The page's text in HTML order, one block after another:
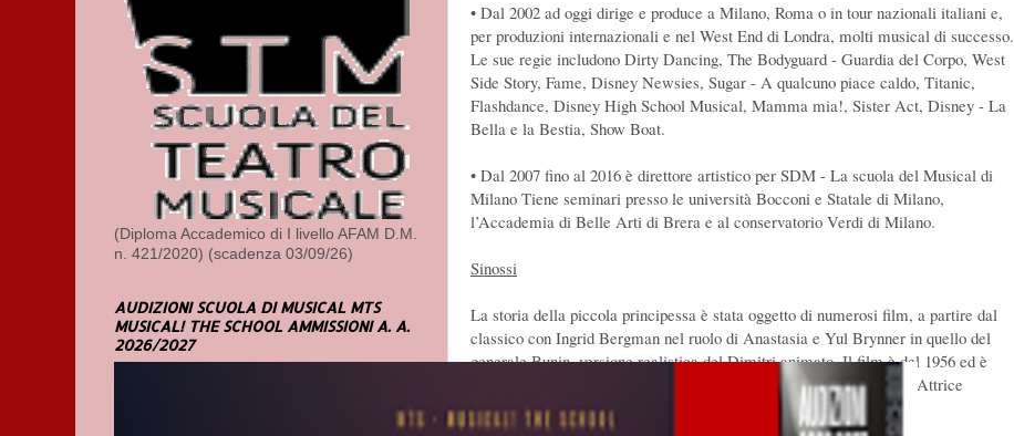
• Dal 2002 ad oggi dirige e produce a Milano, Roma o in tour nazionali italiani e,
per produzioni internazionali e nel West End di Londra, molti musical di successo.
Le sue regie includono Dirty Dancing, The Bodyguard - Guardia del Corpo, West
Side Story, Fame, Disney Newsies, Sugar - A qualcuno piace caldo, Titanic,
Flashdance, Disney High School Musical, Mamma mia!, Sister Act, Disney - La
Bella e la Bestia, Show Boat.
• Dal 2007 fino al 2016 è direttore artistico per SDM - La scuola del Musical di
Milano Tiene seminari presso le università Bocconi e Statale di Milano,
l’Accademia di Belle Arti di Brera e al conservatorio Verdi di Milano.
Sinossi
La storia della piccola principessa è stata oggetto di numerosi film, a partire dal
classico con Ingrid Bergman nel ruolo di Anastasia e Yul Brynner in quello del
generale Bunin, versione realistica del Dimitri animato. Il film è del 1956 ed è
diretto da Anatole Litvak e valse l’Oscar a Bergman come Miglior Attrice
Protagonista.
(Diploma Accademico di I livello AFAM D.M.
n. 421/2020) (scadenza 03/09/26)
AUDIZIONI SCUOLA DI MUSICAL MTS
MUSICAL! THE SCHOOL AMMISSIONI A. A.
2026/2027